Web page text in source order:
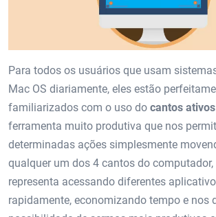
Para todos os usuários que usam
Mac OS diariamente, eles estão
familiarizados com o uso do cantos ativos
ferramenta muito produtiva que nos
determinadas ações simplesmente
qualquer um dos 4 cantos do computador,
representa acessando diferentes
rapidamente, economizando tempo e nos